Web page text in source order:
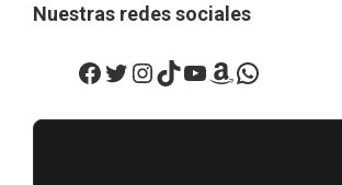
Nuestras redes sociales
Facebook
Twitter
Instagram
TikTok
YouTube
Amazon
WhatsApp